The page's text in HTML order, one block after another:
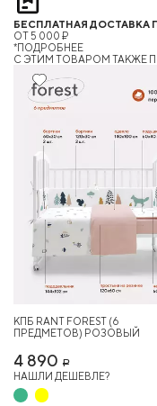
БЕСПЛАТНАЯ ДОСТАВКА
ОТ 5 000 ₽
*ПОДРОБНЕЕ
C ЭТИМ ТОВАРОМ ТАКЖЕ
КПБ RANT FOREST (6
ПРЕДМЕТОВ) РОЗОВЫЙ
4 890 Р
НАШЛИ ДЕШЕВЛЕ?